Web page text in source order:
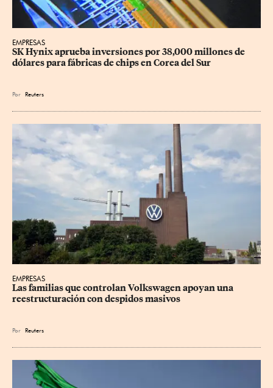
EMPRESAS
SK Hynix aprueba inversiones por 38,000 millones de
dólares para fábricas de chips en Corea del Sur
Por Reuters
EMPRESAS
Las familias que controlan Volkswagen apoyan una
reestructuración con despidos masivos
Por Reuters